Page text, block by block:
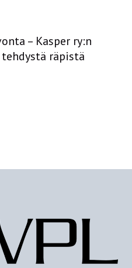
– Kasper ry:n
räpistä